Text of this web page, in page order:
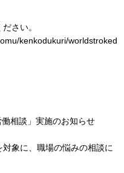
さい。
kenkodukuri/worldstroked
相談」実施のお知らせ
象に、職場の悩みの相談に